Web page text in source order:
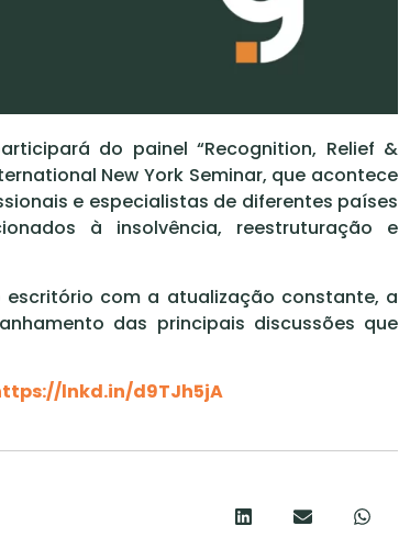
do painel “Recognition, Relief &
New York Seminar, que acontece
e especialistas de diferentes países
à insolvência, reestruturação e
com a atualização constante, a
das principais discussões que
lnkd.in/d9TJh5jA